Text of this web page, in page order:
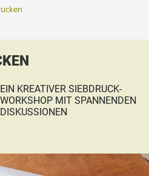
EIN KREATIVER SIEBDRUCK-
WORKSHOP MIT SPANNENDEN
DISKUSSIONEN